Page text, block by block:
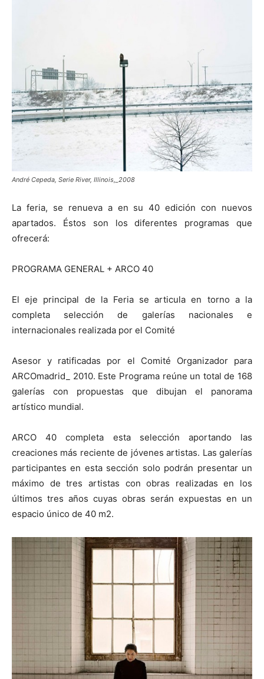
André Cepeda, Serie River, Illinois,_2008
La feria, se renueva a en su 40 edición con nuevos
apartados. Éstos son los diferentes programas que
ofrecerá:
PROGRAMA GENERAL + ARCO 40
El eje principal de la Feria se articula en torno a la
completa selección de galerías nacionales e
internacionales realizada por el Comité
Asesor y ratificadas por el Comité Organizador para
ARCOmadrid_ 2010. Este Programa reúne un total de 168
galerías con propuestas que dibujan el panorama
artístico mundial.
ARCO 40 completa esta selección aportando las
creaciones más reciente de jóvenes artistas. Las galerías
participantes en esta sección solo podrán presentar un
máximo de tres artistas con obras realizadas en los
últimos tres años cuyas obras serán expuestas en un
espacio único de 40 m2.